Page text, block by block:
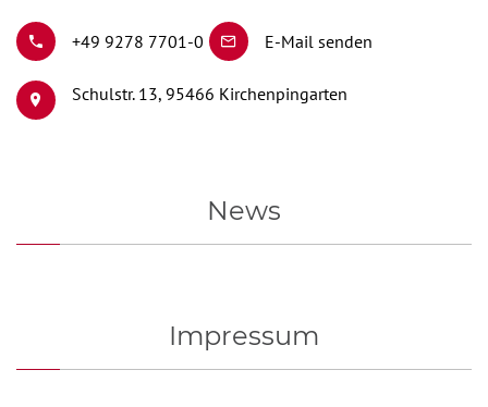
+49 9278 7701-0 E-Mail senden
Schulstr. 13, 95466 Kirchenpingarten
News
Impressum